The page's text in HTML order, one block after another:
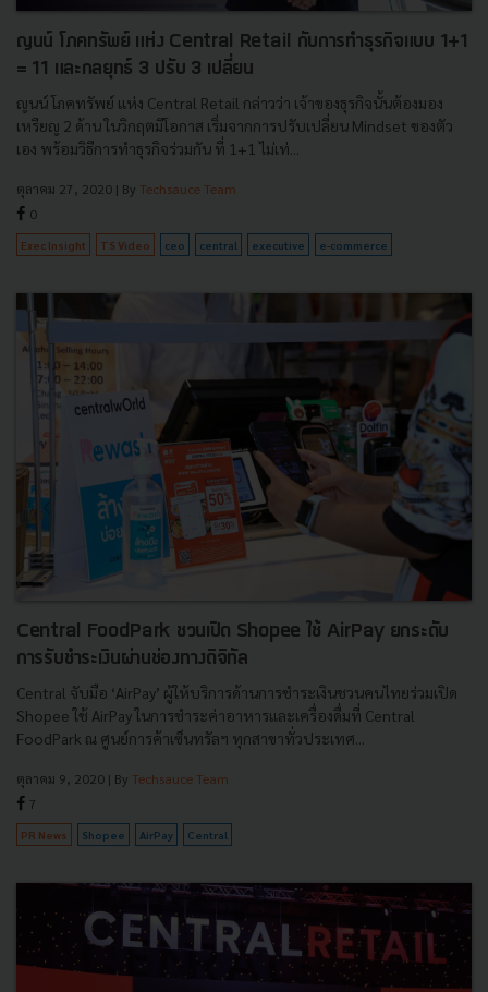
ญนน์ โภคทรัพย์ แห่ง Central Retail กับการทำธุรกิจแบบ 1+1
= 11 และกลยุทธ์ 3 ปรับ 3 เปลี่ยน
ญนน์ โภคทรัพย์ แห่ง Central Retail กล่าวว่า เจ้าของธุรกิจนั้นต้องมอง
เหรียญ 2 ด้าน ในวิกฤตมีโอกาส เริ่มจากการปรับเปลี่ยน Mindset ของตัว
เอง พร้อมวิธีการทำธุรกิจร่วมกัน ที่ 1+1 ไม่เท่...
ตุลาคม 27, 2020 | By Techsauce Team
0
Exec Insight TS Video ceo central executive e-commerce
Central FoodPark ชวนเปิด Shopee ใช้ AirPay ยกระดับ
การรับชำระเงินผ่านช่องทางดิจิทัล
Central จับมือ ‘AirPay’ ผู้ให้บริการด้านการชำระเงินชวนคนไทยร่วมเปิด
Shopee ใช้ AirPay ในการชำระค่าอาหารและเครื่องดื่มที่ Central
FoodPark ณ ศูนย์การค้าเซ็นทรัลฯ ทุกสาขาทั่วประเทศ...
ตุลาคม 9, 2020 | By Techsauce Team
7
PR News Shopee AirPay Central